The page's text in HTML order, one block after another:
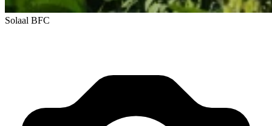
Solaal BFC